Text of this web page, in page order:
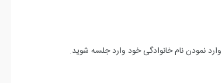
نمودن نام خانوادگی خود وارد جلسه شوید.